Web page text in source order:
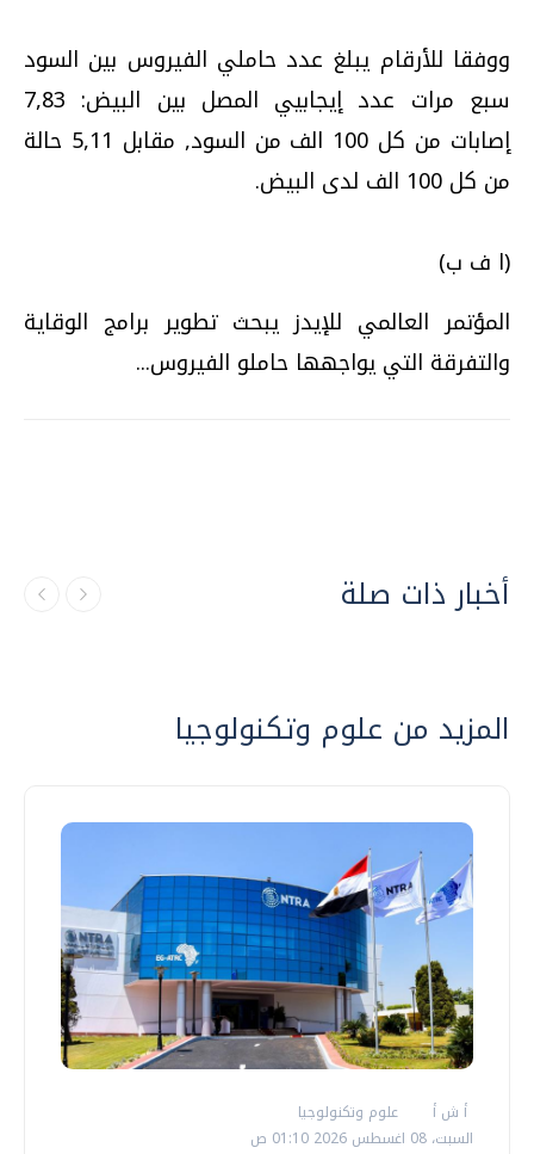
ووفقا للأرقام يبلغ عدد حاملي الفيروس بين السود
سبع مرات عدد إيجابيي المصل بين البيض: 7,83
إصابات من كل 100 الف من السود, مقابل 5,11 حالة
من كل 100 الف لدى البيض.
(ا ف ب)
المؤتمر العالمي للإيدز يبحث تطوير برامج الوقاية
والتفرقة التي يواجهها حاملو الفيروس...
أخبار ذات صلة
المزيد من علوم وتكنولوجيا
أ ش أ
علوم وتكنولوجيا
السبت، 08 اغسطس 2026 01:10 ص